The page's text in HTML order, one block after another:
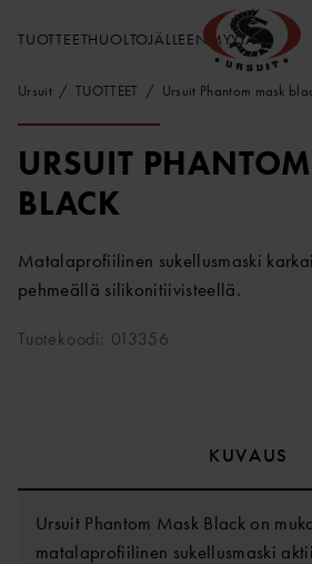
TUOTTEETHUOLTOJÄLLEENMYYJÄT
Ursuit TUOTTEET Ursuit Phantom mask
URSUIT
BLACK
Matalaprofiilinen sukellusmaski
pehmeällä silikonitiivisteellä.
Tuotekoodi: 013356
KUVAUS
Ursuit Phantom Mask Black on
matalaprofiilinen sukellusmaski